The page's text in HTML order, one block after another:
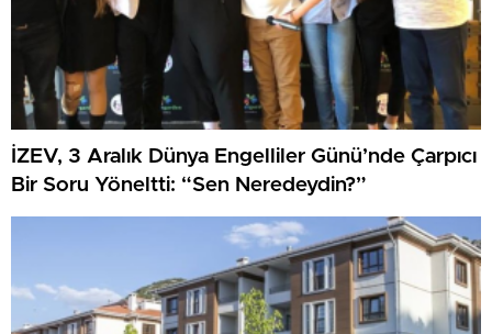
İZEV, 3 Aralık Dünya Engelliler Günü’nde Çarpıcı
Bir Soru Yöneltti: “Sen Neredeydin?”